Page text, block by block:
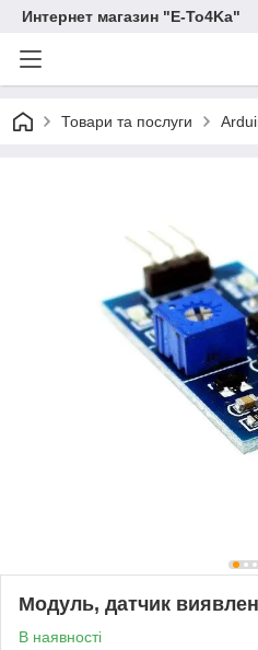
Интернет магазин "E-To4Ka"
Товари та послуги
Модуль, датчик
В наявності